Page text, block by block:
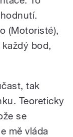
(Motoristé),
bod,
tak
Teoreticky
se
mě vláda